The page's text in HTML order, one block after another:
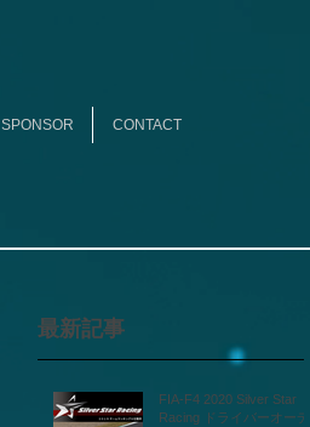
SPONSOR CONTACT
最新記事
FIA-F4 2020 Silver Star
Racing ドライバーオーデ